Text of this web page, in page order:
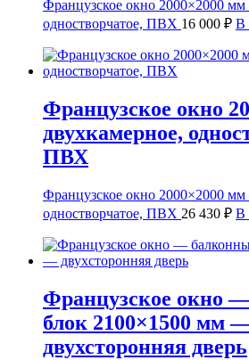
Французское окно 2000×2000
одностворчатое, ПВХ 16 000 ₽ В
Французское окно
двухкамерное,
ПВХ
Французское окно 2000×2000
одностворчатое, ПВХ 26 430 ₽ В
Французское окно
блок 2100×1500 мм
двухсторонняя дверь